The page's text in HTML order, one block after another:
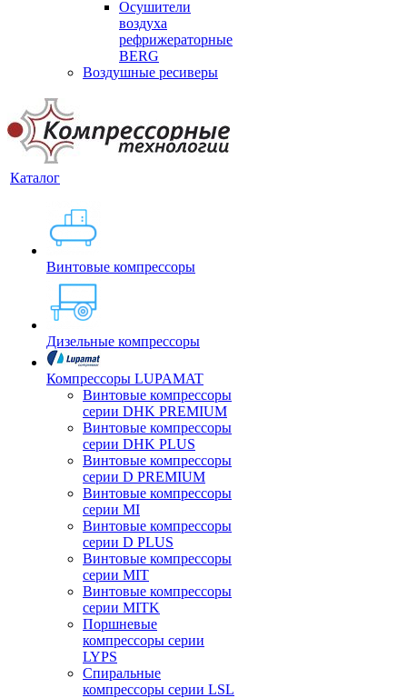
Осушители
воздуха
рефрижераторные
BERG
Воздушные ресиверы
Каталог
Винтовые компрессоры
Дизельные компрессоры
Компрессоры LUPAMAT
Винтовые компрессоры
серии DHK PREMIUM
Винтовые компрессоры
серии DHK PLUS
Винтовые компрессоры
серии D PREMIUM
Винтовые компрессоры
серии MI
Винтовые компрессоры
серии D PLUS
Винтовые компрессоры
серии MIT
Винтовые компрессоры
серии MITK
Поршневые
компрессоры серии
LYPS
Спиральные
компрессоры серии LSL